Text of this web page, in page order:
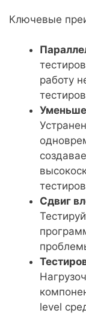
Ключевые
работу
Сдвиг
level